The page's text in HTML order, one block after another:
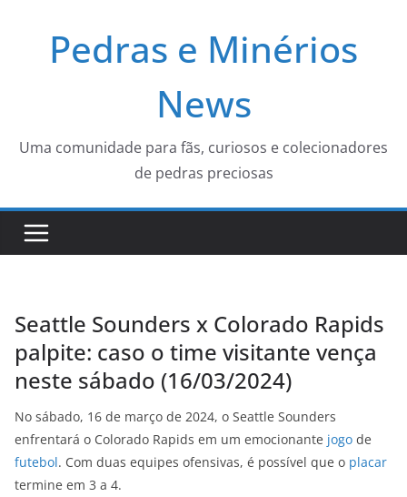
Pedras e Minérios
News
Uma comunidade para fãs, curiosos e colecionadores
de pedras preciosas
Seattle Sounders x Colorado Rapids
palpite: caso o time visitante vença
neste sábado (16/03/2024)
No sábado, 16 de março de 2024, o Seattle Sounders
enfrentará o Colorado Rapids em um emocionante jogo de
futebol. Com duas equipes ofensivas, é possível que o placar
termine em 3 a 4.